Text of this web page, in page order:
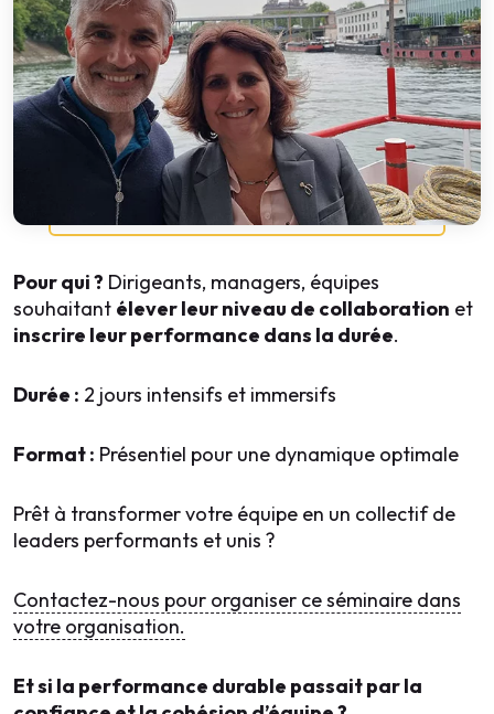
Pour qui ? Dirigeants, managers, équipes
souhaitant élever leur niveau de collaboration et
inscrire leur performance dans la durée.
Durée : 2 jours intensifs et immersifs
Format : Présentiel pour une dynamique optimale
Prêt à transformer votre équipe en un collectif de
leaders performants et unis ?
Contactez-nous pour organiser ce séminaire dans
votre organisation.
Et si la performance durable passait par la